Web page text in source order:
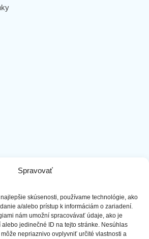
Spravovať
skúsenosti, používame technológie, ako
a/alebo prístup k informáciám o zariadení.
nám umožní spracovávať údaje, ako je
jedinečné ID na tejto stránke. Nesúhlas
nepriaznivo ovplyvniť určité vlastnosti a